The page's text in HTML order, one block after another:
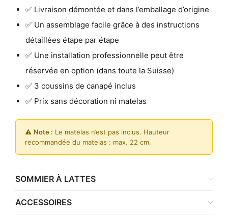
✅ Livraison démontée et dans l’emballage d’origine
✅ Un assemblage facile grâce à des instructions
détaillées étape par étape
✅ Une installation professionnelle peut être
réservée en option (dans toute la Suisse)
✅ 3 coussins de canapé inclus
✅ Prix sans décoration ni matelas
⚠️ Note : Le matelas n’est pas inclus. Hauteur
recommandée du matelas : max. 22 cm.
SOMMIER À LATTES
ACCESSOIRES